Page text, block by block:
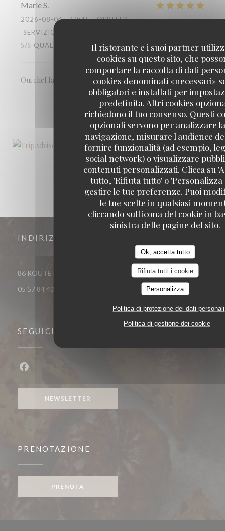
Il ristorante e i suoi partner
cookies su questo sito, che
comportare la raccolta di dati
cookies denominati «necessari»
obbligatori e installati per
predefinita. Altri cookies
richiedono il tuo consenso. Questi
opzionali servono per analizzare
navigazione, misurare l'audience
fornire funzionalità (ad esempio,
social network) o visualizzare
contenuti personalizzati. Clicca su
tutto', 'Rifiuta tutto' o
gestire le tue preferenze. Puoi
le tue scelte in qualsiasi
cliccando sull'icona del cookie in
sinistra delle pagine del sito.
Ok, accetta tutto
Rifiuta tutti i cookie
Personalizza
Politica di protezione dei dati personali
Politica di gestione dei cookie
MarieS
2026-08-04- 19:45 - OSPITI 2
SERVIZIO
5/5 QUALITÀ / PREZZO: 4/5
Oui chef fantastique et les serveurs très gentils
1 2 3
INDIRIZZO
86 ROUTE DE CATUSSEAU 33500 POMEROL((apre una nuova
05 57 84 40 40
SEGUICI
NEWSLETTER
PRENOTAZIONE
PRENOTA